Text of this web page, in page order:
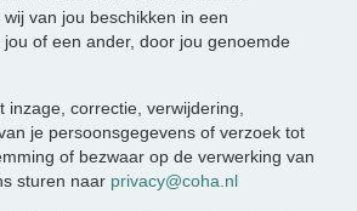
van jou beschikken in een
of een ander, door jou genoemde
correctie, verwijdering,
je persoonsgegevens of verzoek tot
of bezwaar op de verwerking van
sturen naar privacy@coha.nl